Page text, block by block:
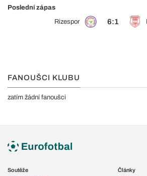
Poslední zápas
Rizespor
6:1
FANOUŠCI KLUBU
zatím žádní fanoušci
Soutěže
Články